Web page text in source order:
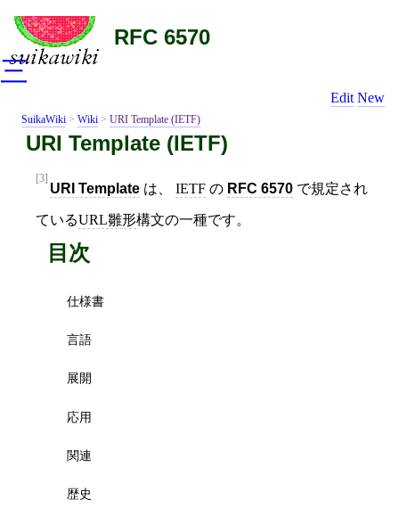
RFC 6570
Edit New
SuikaWiki > Wiki > URI Template (IETF)
URI Template (IETF)
[3]
URI Template は、 IETF の RFC 6570 で規定され
ているURL雛形構文の一種です。
目次
仕様書
言語
展開
応用
関連
歴史
三